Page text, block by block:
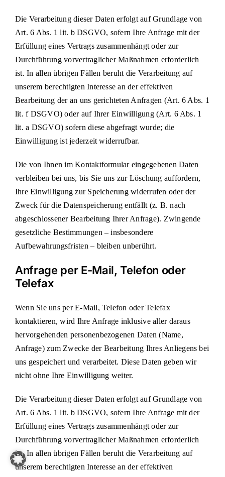
Die Verarbeitung dieser Daten erfolgt auf Grundlage von
Art. 6 Abs. 1 lit. b DSGVO, sofern Ihre Anfrage mit der
Erfüllung eines Vertrags zusammenhängt oder zur
Durchführung vorvertraglicher Maßnahmen erforderlich
ist. In allen übrigen Fällen beruht die Verarbeitung auf
unserem berechtigten Interesse an der effektiven
Bearbeitung der an uns gerichteten Anfragen (Art. 6 Abs. 1
lit. f DSGVO) oder auf Ihrer Einwilligung (Art. 6 Abs. 1
lit. a DSGVO) sofern diese abgefragt wurde; die
Einwilligung ist jederzeit widerrufbar.
Die von Ihnen im Kontaktformular eingegebenen Daten
verbleiben bei uns, bis Sie uns zur Löschung auffordern,
Ihre Einwilligung zur Speicherung widerrufen oder der
Zweck für die Datenspeicherung entfällt (z. B. nach
abgeschlossener Bearbeitung Ihrer Anfrage). Zwingende
gesetzliche Bestimmungen – insbesondere
Aufbewahrungsfristen – bleiben unberührt.
Anfrage per E-Mail, Telefon oder
Telefax
Wenn Sie uns per E-Mail, Telefon oder Telefax
kontaktieren, wird Ihre Anfrage inklusive aller daraus
hervorgehenden personenbezogenen Daten (Name,
Anfrage) zum Zwecke der Bearbeitung Ihres Anliegens bei
uns gespeichert und verarbeitet. Diese Daten geben wir
nicht ohne Ihre Einwilligung weiter.
Die Verarbeitung dieser Daten erfolgt auf Grundlage von
Art. 6 Abs. 1 lit. b DSGVO, sofern Ihre Anfrage mit der
Erfüllung eines Vertrags zusammenhängt oder zur
Durchführung vorvertraglicher Maßnahmen erforderlich
ist. In allen übrigen Fällen beruht die Verarbeitung auf
unserem berechtigten Interesse an der effektiven